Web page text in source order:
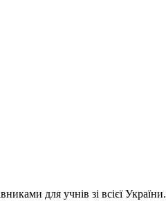
для учнів зі всієї України.